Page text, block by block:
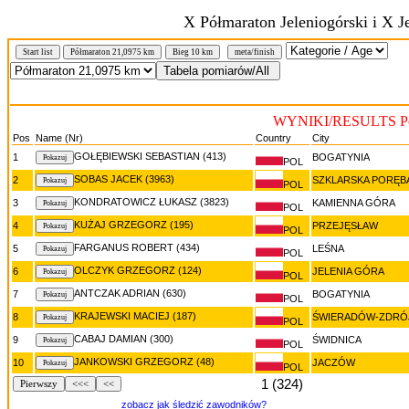
X Półmaraton Jeleniogórski i X
Start list Półmaraton 21,0975 km Bieg 10 km meta/finish
WYNIKI/RESULTS
Pos Name (Nr) Country
City
1
GOŁĘBIEWSKI SEBASTIAN (413) POL BOGATYNIA
2 SOBAS JACEK (3963) POL SZKLARSKA
3 KONDRATOWICZ ŁUKASZ (3823) POL KAMIENNA GÓRA
4 KUŻAJ GRZEGORZ (195) POL PRZEJĘSŁAW
5 FARGANUS ROBERT (434) POL LEŚNA
6 OLCZYK GRZEGORZ (124) POL JELENIA GÓRA
7 ANTCZAK ADRIAN (630) POL BOGATYNIA
8 KRAJEWSKI MACIEJ (187) POL ŚWIERADÓW-
9 CABAJ DAMIAN (300) POL ŚWIDNICA
10 JANKOWSKI GRZEGORZ (48) POL JACZÓW
Pierwszy <<< << 1 (324)
zobacz jak śledzić zawodników?